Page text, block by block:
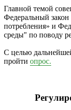
Главной темой
Федеральный закон
потребления» и
среды" по поводу
С целью
пройти опрос.